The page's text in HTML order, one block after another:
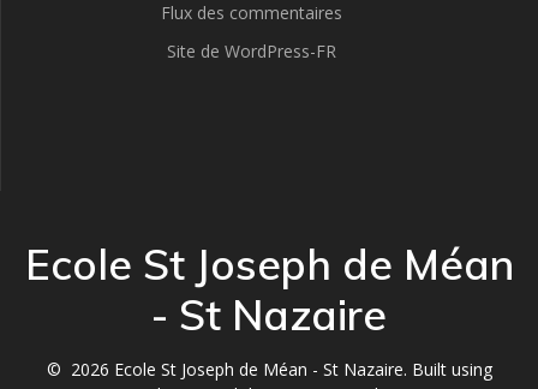
Flux des commentaires
Site de WordPress-FR
Ecole St Joseph de Méan
- St Nazaire
© 2026 Ecole St Joseph de Méan - St Nazaire. Built using